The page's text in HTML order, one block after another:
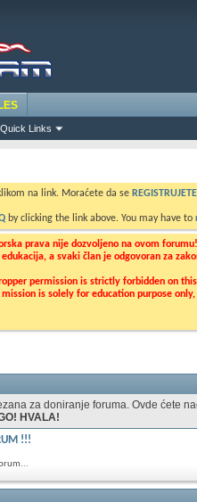
Quick Links
na link. Moraćete da se REGISTRUJETE
by clicking the link above. You may have to
prava nije dozvoljeno na ovom
a svaki član je odgovoran za
permission is strictly forbidden on
is solely for education purpose
za doniranje foruma. Ovde ćete
HVALA!
!!!